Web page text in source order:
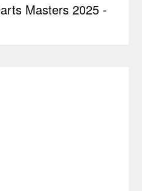
Masters 2025 -